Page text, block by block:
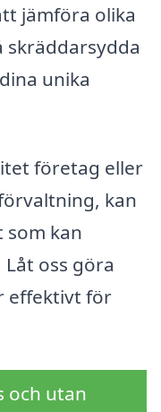
jämföra olika
skräddarsydda
unika
företag eller
kan
som kan
oss göra
effektivt för
och utan